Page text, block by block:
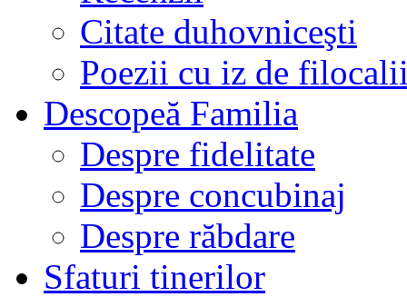
Citate duhovniceşti
Poezii cu iz de
Descopeă Familia
Despre fidelitate
Despre concubinaj
Despre răbdare
Sfaturi tinerilor